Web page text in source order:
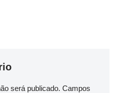
será publicado. Campos